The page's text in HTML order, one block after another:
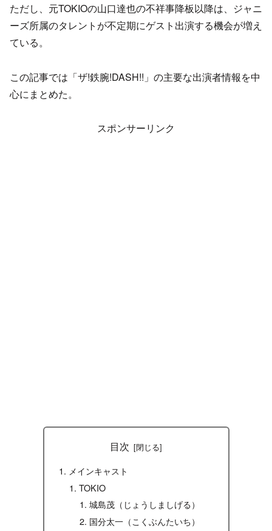
ただし、元TOKIOの山口達也の不祥事降板以降は、ジャニ
ーズ所属のタレントが不定期にゲスト出演する機会が増え
ている。
この記事では「ザ!鉄腕!DASH!!」の主要な出演者情報を中
心にまとめた。
スポンサーリンク
目次
メインキャスト
TOKIO
城島茂（じょうしましげる）
国分太一（こくぶんたいち）